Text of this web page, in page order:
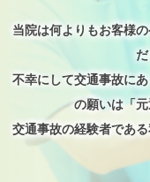
当院は何よりもお客様
不幸にして交通事故に
の願いは「
交通事故の経験者であ